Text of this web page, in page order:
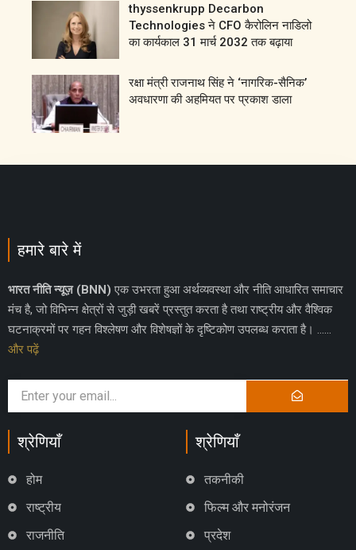
thyssenkrupp Decarbon
Technologies ने CFO कैरोलिन नाडिलो
का कार्यकाल 31 मार्च 2032 तक बढ़ाया
रक्षा मंत्री राजनाथ सिंह ने ‘नागरिक-सैनिक’
अवधारणा की अहमियत पर प्रकाश डाला
हमारे बारे में
भारत नीति न्यूज़ (BNN) एक उभरता हुआ अर्थव्यवस्था और नीति आधारित समाचार
मंच है, जो विभिन्न क्षेत्रों से जुड़ी खबरें प्रस्तुत करता है तथा राष्ट्रीय और वैश्विक
घटनाक्रमों पर गहन विश्लेषण और विशेषज्ञों के दृष्टिकोण उपलब्ध कराता है। ……
और पढ़ें
श्रेणियाँ
होम
राष्ट्रीय
राजनीति
श्रेणियाँ
तकनीकी
फिल्म और मनोरंजन
प्रदेश